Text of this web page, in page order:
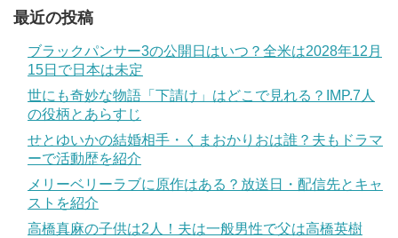
最近の投稿
ブラックパンサー3の公開日はいつ？全米は2028年12月
15日で日本は未定
世にも奇妙な物語「下請け」はどこで見れる？IMP.7人
の役柄とあらすじ
せとゆいかの結婚相手・くまおかりおは誰？夫もドラマ
ーで活動歴を紹介
メリーベリーラブに原作はある？放送日・配信先とキャ
ストを紹介
高橋真麻の子供は2人！夫は一般男性で父は高橋英樹